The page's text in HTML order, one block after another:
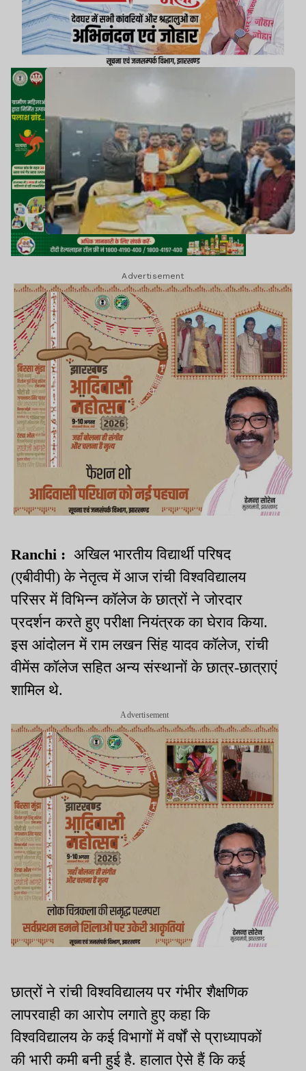
Advertisement
Ranchi : अखिल भारतीय विद्यार्थी परिषद
(एबीवीपी) के नेतृत्व में आज रांची विश्वविद्यालय
परिसर में विभिन्न कॉलेज के छात्रों ने जोरदार
प्रदर्शन करते हुए परीक्षा नियंत्रक का घेराव किया.
इस आंदोलन में राम लखन सिंह यादव कॉलेज, रांची
वीमेंस कॉलेज सहित अन्य संस्थानों के छात्र-छात्राएं
शामिल थे.
Advertisement
छात्रों ने रांची विश्वविद्यालय पर गंभीर शैक्षणिक
लापरवाही का आरोप लगाते हुए कहा कि
विश्वविद्यालय के कई विभागों में वर्षों से प्राध्यापकों
की भारी कमी बनी हुई है. हालात ऐसे हैं कि कई